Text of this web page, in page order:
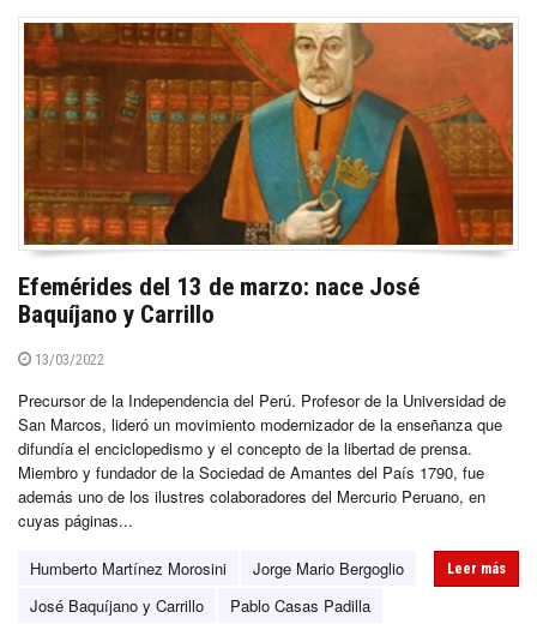
Efemérides del 13 de marzo: nace José
Baquíjano y Carrillo
13/03/2022
Precursor de la Independencia del Perú. Profesor de la Universidad de
San Marcos, lideró un movimiento modernizador de la enseñanza que
difundía el enciclopedismo y el concepto de la libertad de prensa.
Miembro y fundador de la Sociedad de Amantes del País 1790, fue
además uno de los ilustres colaboradores del Mercurio Peruano, en
cuyas páginas...
Humberto Martínez Morosini
Jorge Mario Bergoglio
José Baquíjano y Carrillo
Pablo Casas Padilla
Leer más